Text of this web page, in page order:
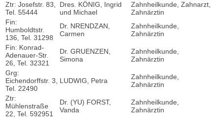
Ztr: Josefstr. 83,
Tel. 55444
Dres. KÖNIG, Ingrid
und Michael
Zahnheilkunde, Zahnarzt,
Zahnärztin
Fin:
Humboldtstr.
136, Tel. 31298
Dr. NRENDZAN,
Carmen
Zahnheilkunde,
Zahnärztin
Fin: Konrad-
Adenauer-Str.
26, Tel. 32321
Dr. GRUENZEN,
Simona
Zahnheilkunde,
Zahnärztin
Grg:
Eichendorffstr. 3,
Tel. 22490
LUDWIG, Petra
Zahnheilkunde,
Zahnärztin
Ztr:
Mühlenstraße
22, Tel. 592951
Dr. (YU) FORST,
Vanda
Zahnheilkunde,
Zahnärztin